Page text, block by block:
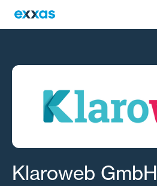
Klaroweb GmbH